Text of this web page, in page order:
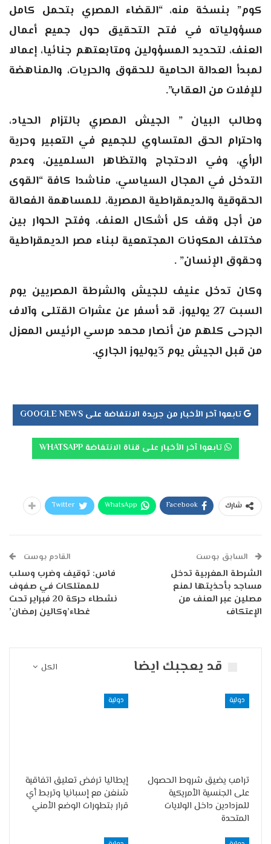
كوم” بنسخة منه، “القضاء المصري بتحمل كامل
مسؤولياته في فتح التحقيق حول جميع أعمال
العنف، لتحديد المسؤولين ومتابعتهم جنائيا، إعمالا
لمبدأ العدالة الحامية للحقوق والحريات، والمناهضة
للإفلات من العقاب”.
وطالب البيان ” الجيش المصري بالتزام الحياد،
واحترام الحق المتساوي للجميع في التعبير وحرية
الرأي، وفي الاحتجاج والتظاهر السلميين، وعدم
التدخل في المجال السياسي، مناشدا كافة “القوى
الحقوقية والديمقراطية المصرية، للمساهمة الفعالة
من أجل وقف كل أشكال العنف، وفتح الحوار بين
مختلف المكونات المجتمعية لبناء مصر الديمقراطية
وحقوق الإنسان” .
وكان تدخل عنيف للجيش والشرطة المصريين يوم
السبت 27 يوليوز، قد أسفر عن عشرات القتلى وآلاف
الجرحى كلهم من أنصار محمد مرسي الرئيس المعزل
من قبل الجيش يوم 3يوليوز الجاري.
تابعوا آخر الأخبار من جريدة الانتفاضة على GOOGLE NEWS
تابعوا آخر الأخبار على قناة الانتفاضة WHATSAPP
شارك Facebook
WhatsApp
Twitter
السابق بوست
الشرطة المغربية تدخل
مساجد بأحذيتها لمنع
مصلين عبر العنف من
الإعتكاف
القادم بوست
فاس: توقيف وضرب وسلب
للممتلكات في صفوف
نشطاء حركة 20 فبراير تحت
غطاء’وكالين رمضان’
الكل قد يعجبك ايضا
دولية
ترامب يضيق شروط الحصول
على الجنسية الأمريكية
للمزدادين داخل الولايات
المتحدة
دولية
إيطاليا ترفض تعليق اتفاقية
شنغن مع إسبانيا وتربط أي
قرار بتطورات الوضع الأمني